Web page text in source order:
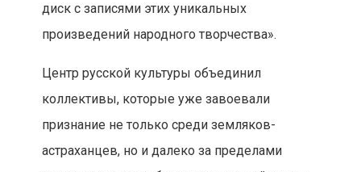
диск с записями этих уникальных
произведений народного творчества».
Центр русской культуры объединил
коллективы, которые уже завоевали
признание не только среди земляков-
астраханцев, но и далеко за пределами